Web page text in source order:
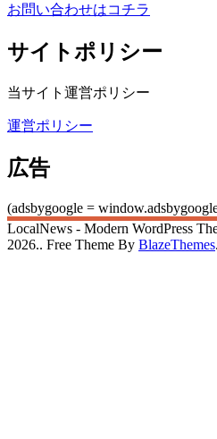
お問い合わせはコチラ
サイトポリシー
当サイト運営ポリシー
運営ポリシー
広告
(adsbygoogle =
LocalNews - Modern WordPress
2026.. Free Theme By BlazeThemes.